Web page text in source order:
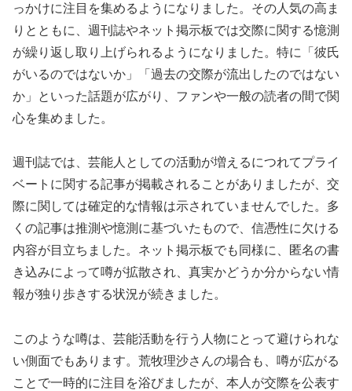
っかけに注目を集めるようになりました。その人気の高ま
りとともに、週刊誌やネット掲示板では交際に関する憶測
が繰り返し取り上げられるようになりました。特に「彼氏
がいるのではないか」「過去の交際が流出したのではない
か」といった話題が広がり、ファンや一般の読者の間で関
心を集めました。
週刊誌では、芸能人としての活動が増えるにつれてプライ
ベートに関する記事が掲載されることがありましたが、交
際に関しては確定的な情報は示されていませんでした。多
くの記事は推測や憶測に基づいたもので、信憑性に欠ける
内容が目立ちました。ネット掲示板でも同様に、匿名の書
き込みによって噂が拡散され、真実かどうか分からない情
報が独り歩きする状況が続きました。
このような噂は、芸能活動を行う人物にとって避けられな
い側面でもあります。荒牧理沙さんの場合も、噂が広がる
ことで一時的に注目を浴びましたが、本人が交際を公表す